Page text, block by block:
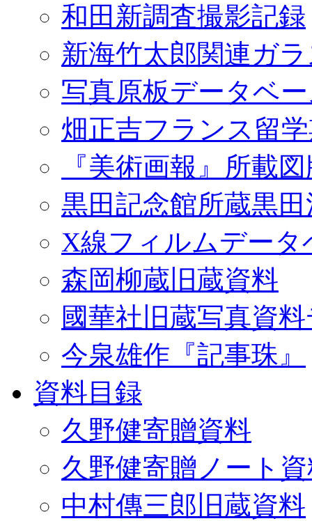
和田新調査撮影記録
新海竹太郎関連ガ
写真原板データベ
畑正吉フランス留
『美術画報』所載
黒田記念館所蔵黒
X線フィルムデータ
森岡柳蔵旧蔵資料
國華社旧蔵写真資
今泉雄作『記事珠』
資料目録
久野健寄贈資料
久野健寄贈ノート
中村傳三郎旧蔵資料